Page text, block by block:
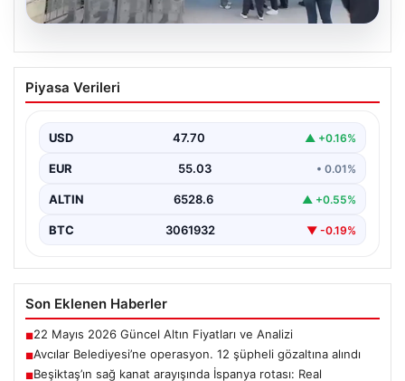
05.08.2026
Avcılar Belediyesi’ne operasyon. 12
şüpheli gözaltına alındı
Piyasa Verileri
USD 47.70 ▲ +0.16%
EUR 55.03 • 0.01%
ALTIN 6528.6 ▲ +0.55%
BTC 3061932 ▼ -0.19%
Son Eklenen Haberler
■22 Mayıs 2026 Güncel Altın Fiyatları ve Analizi
■Avcılar Belediyesi’ne operasyon. 12 şüpheli gözaltına alındı
■Beşiktaş’ın sağ kanat arayışında İspanya rotası: Real